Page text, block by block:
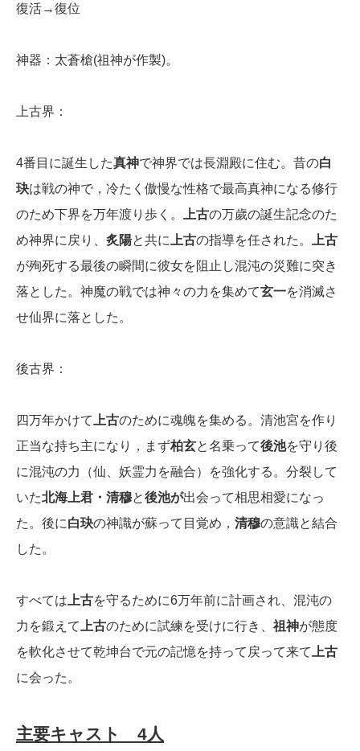
復活→復位
神器：太蒼槍(祖神が作製)。
上古界：
4番目に誕生した真神で神界では長淵殿に住む。昔の白
玦は戦の神で，冷たく傲慢な性格で最高真神になる修行
のため下界を万年渡り歩く。
上古の万歲の誕生記念のた
め神界に戻り、 炙陽と共に 上古の指導を任された。
上古
が殉死する最後の瞬間に彼女を阻止し混沌の災難に突き
落とした。神魔の戦では神々の力を集めて玄一を消滅さ
せ仙界に落とした。
後古界：
四万年かけて 上古のために魂魄を集める。清池宮を作り
正当な持ち主になり，まず柏玄と名乗って後池を守り後
に混沌の力（仙、妖霊力を融合）を強化する。分裂して
いた北海上君・清穆と後池が出会って相思相愛になっ
た。後に白玦の神識が蘇って目覚め， 清穆の意識と結合
した。
すべては 上古を守るために6万年前に計画され、混沌の
力を鍛えて
上古のために試練を受けに行き、 祖神が態度
を軟化させて乾坤台で元の記憶を持って戻って来て
上古
に会った。
主要キャスト 4人